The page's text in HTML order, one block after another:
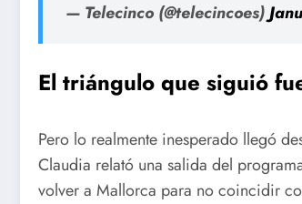
— Telecinco (@telecincoes)
El triángulo que siguió
Pero lo realmente inesperado llegó
Claudia relató una salida del
volver a Mallorca para no coincidir